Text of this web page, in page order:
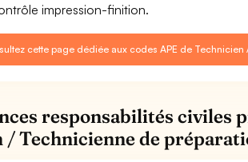
impression-finition.
cette page dédiée aux codes APE de
responsabilités civiles
/ Technicienne de